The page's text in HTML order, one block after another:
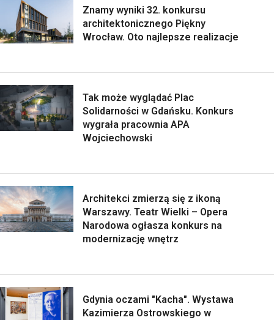
Znamy wyniki 32. konkursu
architektonicznego Piękny
Wrocław. Oto najlepsze realizacje
Tak może wyglądać Plac
Solidarności w Gdańsku. Konkurs
wygrała pracownia APA
Wojciechowski
Architekci zmierzą się z ikoną
Warszawy. Teatr Wielki – Opera
Narodowa ogłasza konkurs na
modernizację wnętrz
Gdynia oczami "Kacha". Wystawa
Kazimierza Ostrowskiego w